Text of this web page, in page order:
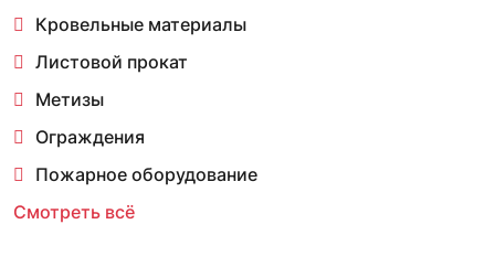
Кровельные материалы
Листовой прокат
Метизы
Ограждения
Пожарное оборудование
Смотреть всё